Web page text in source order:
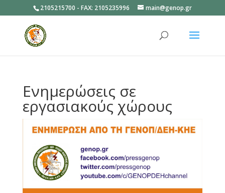
2105215700 - FAX: 2105235996 main@genop.gr
Ενημερώσεις σε
εργασιακούς χώρους